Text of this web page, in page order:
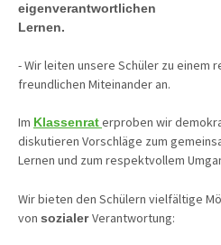
eigenverantwortlichen
Lernen.
- Wir leiten unsere Schüler zu einem
freundlichen Miteinander an.
Im Klassenraterproben wir
diskutieren Vorschläge zum
Lernen und zum respektvollem
Wir bieten den Schülern vielfältige
von sozialerVerantwortung: